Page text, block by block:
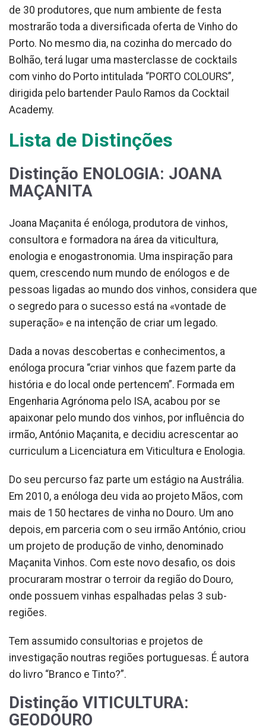
de 30 produtores, que num ambiente de festa
mostrarão toda a diversificada oferta de Vinho do
Porto. No mesmo dia, na cozinha do mercado do
Bolhão, terá lugar uma masterclasse de cocktails
com vinho do Porto intitulada “PORTO COLOURS”,
dirigida pelo bartender Paulo Ramos da Cocktail
Academy.
Lista de Distinções
Distinção ENOLOGIA: JOANA
MAÇANITA
Joana Maçanita é enóloga, produtora de vinhos,
consultora e formadora na área da viticultura,
enologia e enogastronomia. Uma inspiração para
quem, crescendo num mundo de enólogos e de
pessoas ligadas ao mundo dos vinhos, considera que
o segredo para o sucesso está na «vontade de
superação» e na intenção de criar um legado.
Dada a novas descobertas e conhecimentos, a
enóloga procura “criar vinhos que fazem parte da
história e do local onde pertencem”. Formada em
Engenharia Agrónoma pelo ISA, acabou por se
apaixonar pelo mundo dos vinhos, por influência do
irmão, António Maçanita, e decidiu acrescentar ao
curriculum a Licenciatura em Viticultura e Enologia.
Do seu percurso faz parte um estágio na Austrália.
Em 2010, a enóloga deu vida ao projeto Mãos, com
mais de 150 hectares de vinha no Douro. Um ano
depois, em parceria com o seu irmão António, criou
um projeto de produção de vinho, denominado
Maçanita Vinhos. Com este novo desafio, os dois
procuraram mostrar o terroir da região do Douro,
onde possuem vinhas espalhadas pelas 3 sub-
regiões.
Tem assumido consultorias e projetos de
investigação noutras regiões portuguesas. É autora
do livro “Branco e Tinto?”.
Distinção VITICULTURA:
GEODOURO